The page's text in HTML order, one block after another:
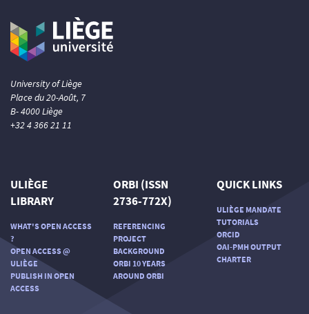
University of Liège
Place du 20-Août, 7
B- 4000 Liège
+32 4 366 21 11
ULIÈGE
LIBRARY
WHAT'S OPEN ACCESS
?
OPEN ACCESS @
ULIÈGE
PUBLISH IN OPEN
ACCESS
ORBI (ISSN
2736-772X)
REFERENCING
PROJECT
BACKGROUND
ORBI 10 YEARS
AROUND ORBI
QUICK LINKS
ULIÈGE MANDATE
TUTORIALS
ORCID
OAI-PMH OUTPUT
CHARTER